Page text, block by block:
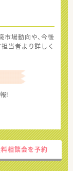
市場動向や、今後
当者より詳しく
!
相談会を予約